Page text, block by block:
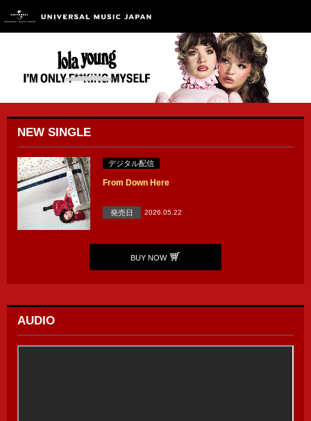
NEW SINGLE
デジタル配信
From Down Here
発売日 2026.05.22
BUY NOW
AUDIO